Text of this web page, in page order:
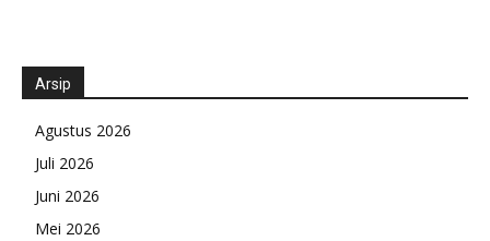
Arsip
Agustus 2026
Juli 2026
Juni 2026
Mei 2026